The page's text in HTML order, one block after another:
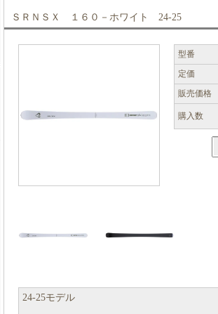
ＳＲＮＳＸ １６０－ホワイト 24-25
型番
定価
販売価格
購入数
24-25モデル